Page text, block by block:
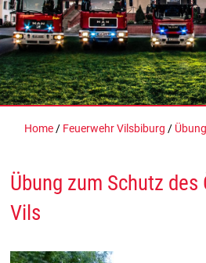
Home/ Feuerwehr Vilsbiburg /
Übung zum Schutz des
Vils